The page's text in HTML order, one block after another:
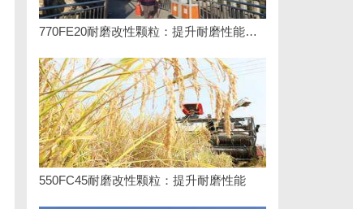
770FE20耐磨改性颗粒：提升耐磨性能的革命性材料
550FC45耐磨改性颗粒：提升耐磨性能